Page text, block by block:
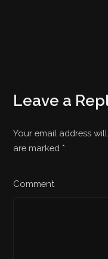
Leave a
Your email address
are marked *
Comment